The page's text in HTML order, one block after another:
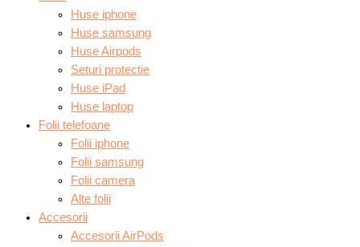
Huse iphone
Huse samsung
Huse Airpods
Seturi protectie
Huse iPad
Huse laptop
Folii telefoane
Folii iphone
Folii samsung
Folii camera
Alte folii
Accesorii
Accesorii AirPods